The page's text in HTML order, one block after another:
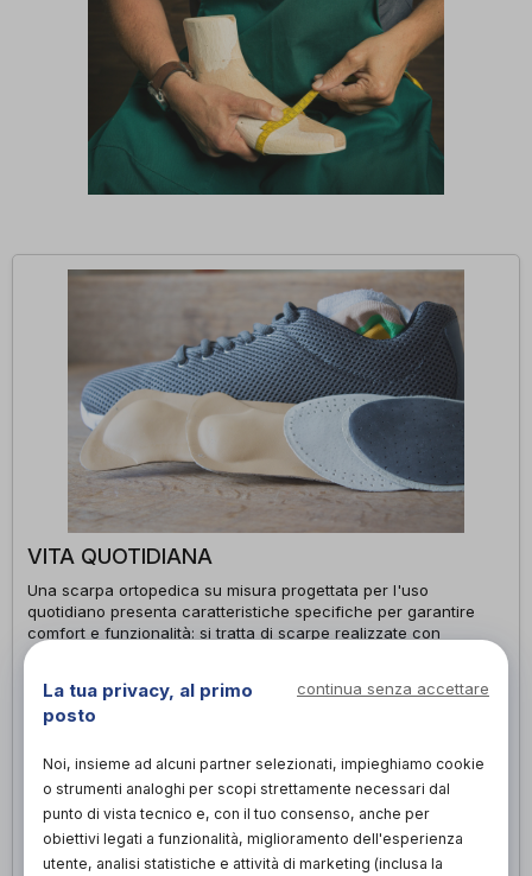
VITA QUOTIDIANA
Una scarpa ortopedica su misura progettata per l'uso
quotidiano presenta caratteristiche specifiche per garantire
comfort e funzionalità: si tratta di scarpe realizzate con
materiali di alta qualità, che offrono un sostegno adeguato per
ammortizzazione per assorbire gli urti e ridurre lo stress sulle
articolazioni, presentano suole antiscivolo e offrono una buona
alle deformità o alle necessità specifiche del paziente, come
spazio extra per dita deformate o supporto laterale per
Richiedi appuntamento
La tua privacy, al primo
posto
continua senza accettare
Noi, insieme ad alcuni partner selezionati, impieghiamo cookie
o strumenti analoghi per scopi strettamente necessari dal
punto di vista tecnico e, con il tuo consenso, anche per
obiettivi legati a funzionalità, miglioramento dell'esperienza
utente, analisi statistiche e attività di marketing (inclusa la